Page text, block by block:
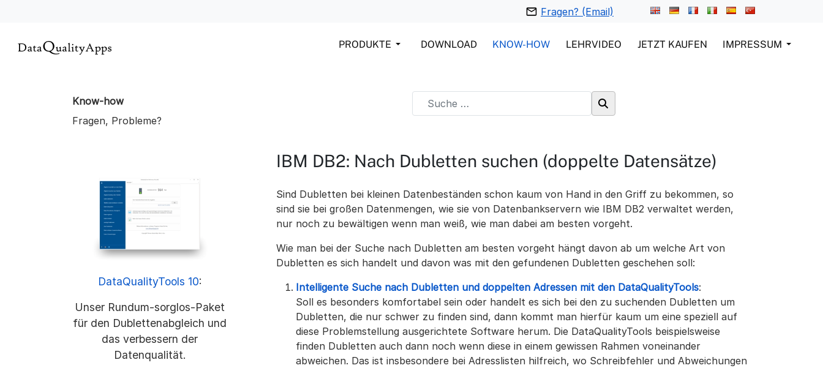
Fragen? (Email)
PRODUKTE DOWNLOAD KNOW-HOW LEHRVIDEO JETZT KAUFEN IMPRESSUM
Know-how
Fragen, Probleme?
DataQualityTools 10:
Unser Rundum-sorglos-Paket
für den Dublettenabgleich und
das verbessern der
Datenqualität.
IBM DB2: Nach Dubletten suchen (doppelte Datensätze)
Sind Dubletten bei kleinen Datenbeständen schon kaum von Hand in den Griff zu bekommen, so
sind sie bei großen Datenmengen, wie sie von Datenbankservern wie IBM DB2 verwaltet werden,
nur noch zu bewältigen wenn man weiß, wie man dabei am besten vorgeht.
Wie man bei der Suche nach Dubletten am besten vorgeht hängt davon ab um welche Art von
Dubletten es sich handelt und davon was mit den gefundenen Dubletten geschehen soll:
Intelligente Suche nach Dubletten und doppelten Adressen mit den DataQualityTools:
Soll es besonders komfortabel sein oder handelt es sich bei den zu suchenden Dubletten um
Dubletten, die nur schwer zu finden sind, dann kommt man hierfür kaum um eine speziell auf
diese Problemstellung ausgerichtete Software herum. Die DataQualityTools beispielsweise
finden Dubletten auch dann noch wenn diese in einem gewissen Rahmen voneinander
abweichen. Das ist insbesondere bei Adresslisten hilfreich, wo Schreibfehler und Abweichungen